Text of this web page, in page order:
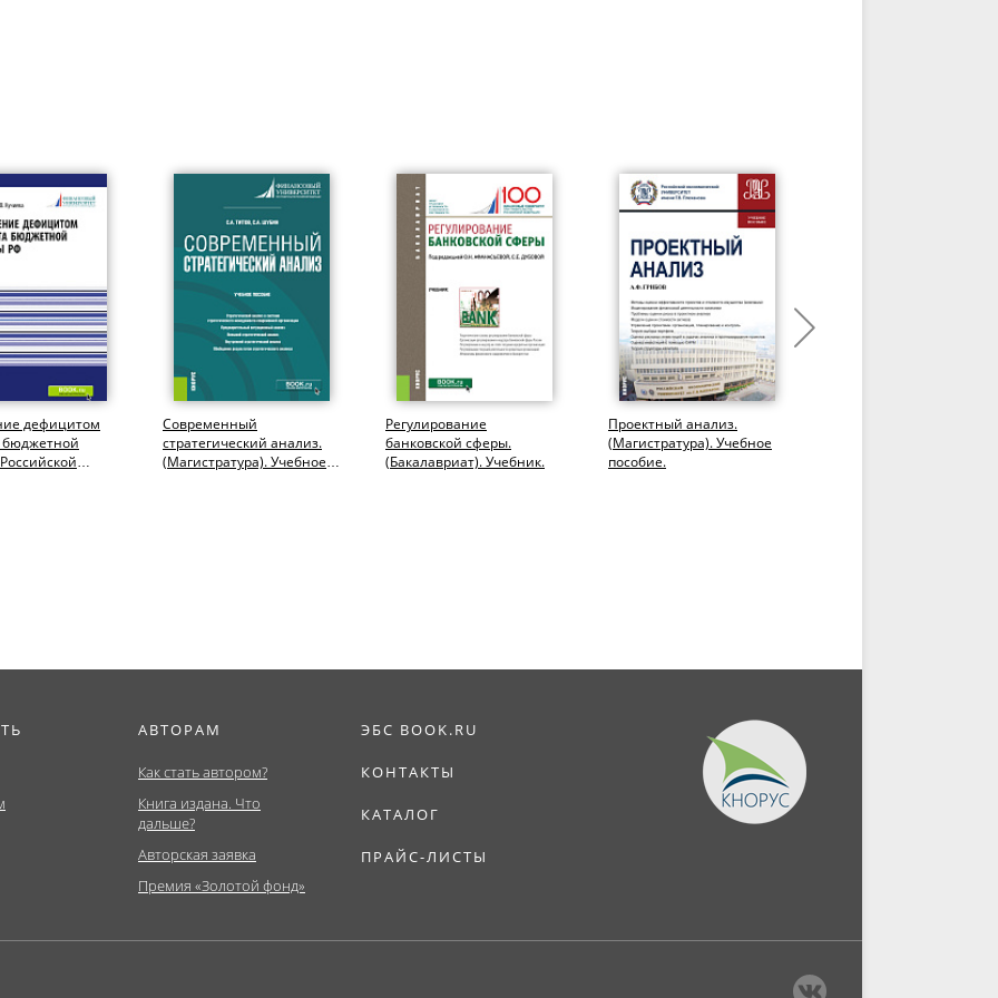
дефицитом
Современный
стратегический анализ.
(Магистратура). Учебное
Регулирование
банковской сферы.
(Бакалавриат). Учебник.
Проектный анализ.
(Магистратура). Учебное
пособие.
АВТОРАМ
Как стать автором?
Книга издана. Что
дальше?
Авторская заявка
Премия «Золотой фонд»
ЭБС BOOK.RU
КОНТАКТЫ
КАТАЛОГ
ПРАЙС-ЛИСТЫ